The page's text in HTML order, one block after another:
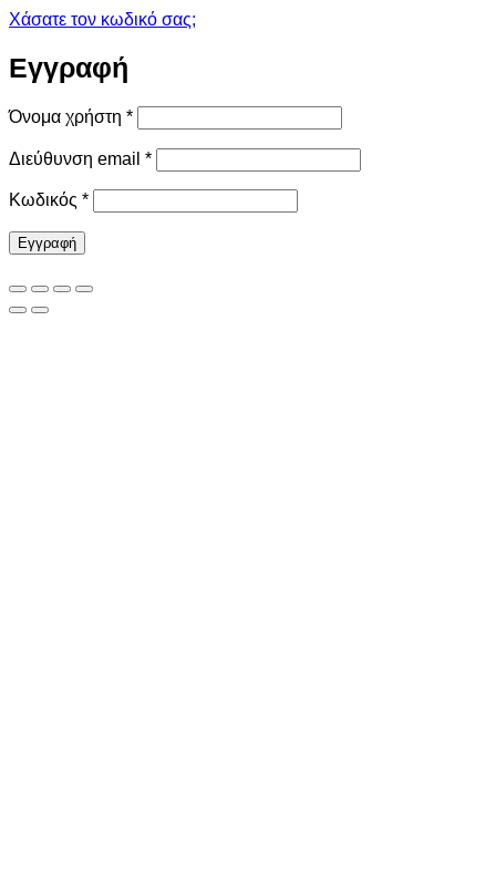
Χάσατε τον κωδικό σας;
Εγγραφή
Όνομα χρήστη *Απαιτείται
Διεύθυνση email *Απαιτείται
Κωδικός *Απαιτείται
Εγγραφή